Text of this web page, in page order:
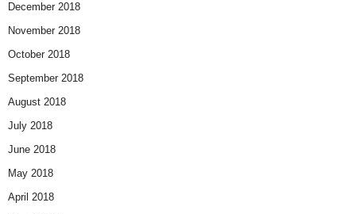
December 2018
November 2018
October 2018
September 2018
August 2018
July 2018
June 2018
May 2018
April 2018